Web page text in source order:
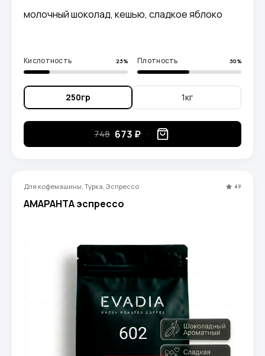
молочный шоколад, кешью, сладкое яблоко
Кислотность 25% Плотность 50%
250гр 1кг
748 673 ₽
Для кофемашины, Турка, Эспрессо 4.9
АМАРАНТА эспрессо